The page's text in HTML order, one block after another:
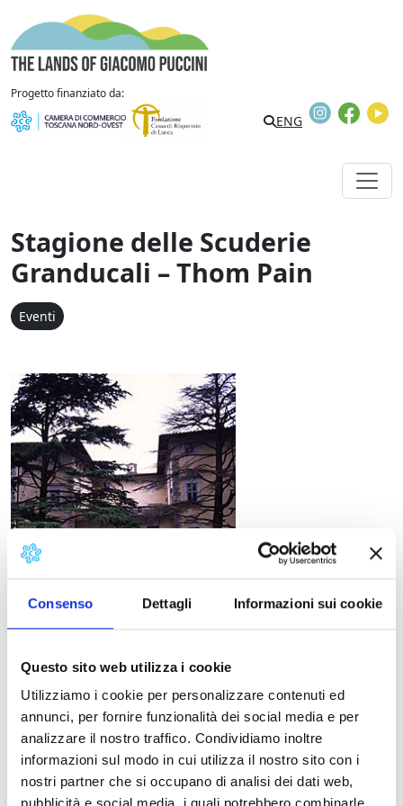
Consenso Dettagli Informazioni sui cookie
Questo sito web utilizza i cookie
Utilizziamo i cookie per personalizzare contenuti ed
annunci, per fornire funzionalità dei social media e per
analizzare il nostro traffico. Condividiamo inoltre
informazioni sul modo in cui utilizza il nostro sito con i
nostri partner che si occupano di analisi dei dati web,
Vai al contenuto
Progetto finanziato da:
Search
ENG
Instagram
Stagione delle Scuderie
Granducali – Thom Pain
Eventi
Stagione delle Scuderie
30 gennaio
Thom Pain, di Will Eno
Elio Germano
Le Scuderie Granducali di Seravezza ospitano una